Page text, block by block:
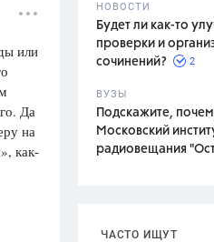
НОВОСТИ
Будет ли как-то
проверки и
сочинений?
2
ВУЗЫ
Подскажите,
Московский
радиовещания
ЧАСТО ИЩУТ
или
Да
на
как-